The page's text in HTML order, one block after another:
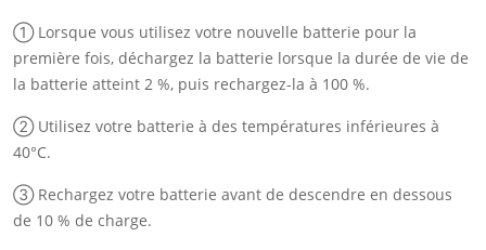
① Lorsque vous utilisez votre nouvelle batterie pour la
première fois, déchargez la batterie lorsque la durée de vie de
la batterie atteint 2 %, puis rechargez-la à 100 %.
② Utilisez votre batterie à des températures inférieures à
40°C.
③ Rechargez votre batterie avant de descendre en dessous
de 10 % de charge.